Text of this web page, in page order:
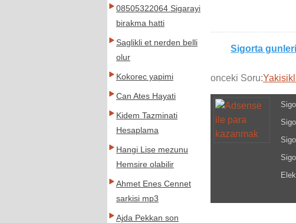
Sigorta
onceki Soru:
08505322064 Sigarayi
birakma hatti
Saglikli et nerden belli
olur
Kokorec yapimi
Can Ates Hayati
Kidem Tazminati
Hesaplama
Hangi Lise mezunu
Hemsire olabilir
Ahmet Enes Cennet
sarkisi mp3
Ajda Pekkan son